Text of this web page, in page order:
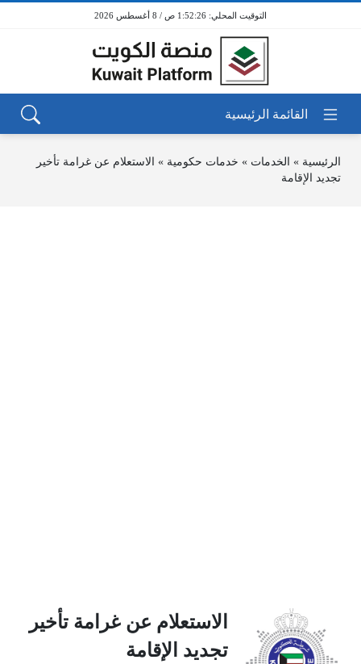
1:52:26 ص / 8 أغسطس 2026
الرئيسية » الخدمات » خدمات حكومية » الاستعلام عن غرامة تأخير
تجديد الإقامة
الاستعلام عن غرامة تأخير
تجديد الإقامة